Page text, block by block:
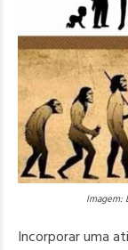
Imagem:
Incorporar uma